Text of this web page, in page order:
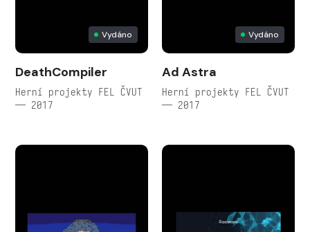
Vydáno
DeathCompiler
Herní projekty FEL ČVUT
— 2017
Vydáno
Ad Astra
Herní projekty FEL ČVUT
— 2017